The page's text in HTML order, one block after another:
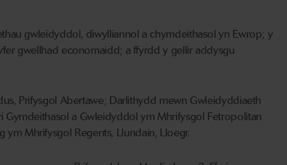
gwleidyddol, diwylliannol a chymdeithasol yn Ewrop; y
gwellhad economaidd; a ffyrdd y gellir addysgu
Prifysgol Abertawe; Darlithydd mewn Gwleidyddiaeth
a Gwleidyddol ym Mhrifysgol Fetropolitan
Mhrifysgol Regents, Llundain, Lloegr.